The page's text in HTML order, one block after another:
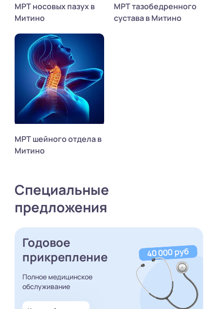
МРТ носовых пазух в
Митино
МРТ тазобедренного
сустава в Митино
МРТ шейного отдела в
Митино
Специальные
предложения
Годовое
прикрепление
Полное медицинское
обслуживание